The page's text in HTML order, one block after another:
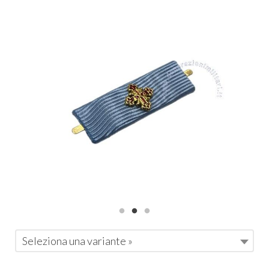
Seleziona una variante »